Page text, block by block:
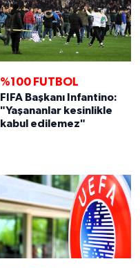
%100 FUTBOL
FIFA Başkanı Infantino:
"Yaşananlar kesinlikle
kabul edilemez"